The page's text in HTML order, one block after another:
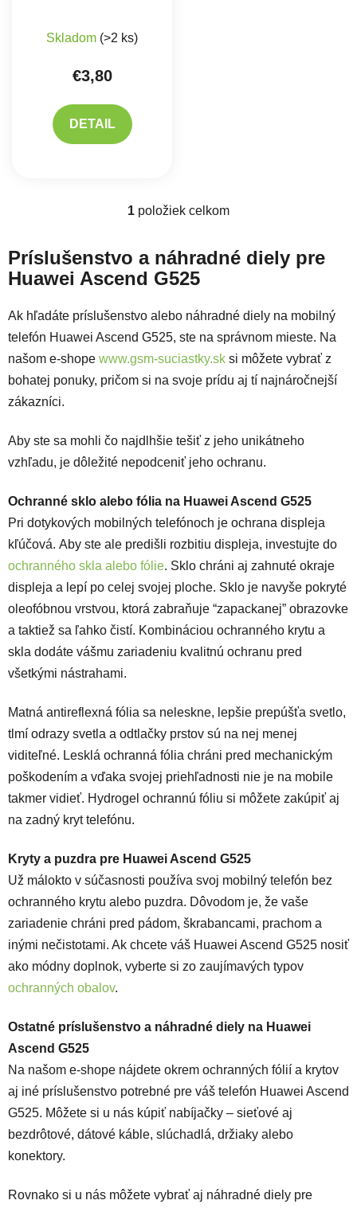
Skladom (>2 ks)
€3,80
DETAIL
Ovládacie prvky výpisu
1 položiek celkom
Príslušenstvo a náhradné diely pre
Huawei Ascend G525
Ak hľadáte príslušenstvo alebo náhradné diely na mobilný
telefón Huawei Ascend G525, ste na správnom mieste. Na
našom e-shope www.gsm-suciastky.sk si môžete vybrať z
bohatej ponuky, pričom si na svoje prídu aj tí najnáročnejší
zákazníci.
Aby ste sa mohli čo najdlhšie tešiť z jeho unikátneho
vzhľadu, je dôležité nepodceniť jeho ochranu.
Ochranné sklo alebo fólia na Huawei Ascend G525
Pri dotykových mobilných telefónoch je ochrana displeja
kľúčová. Aby ste ale predišli rozbitiu displeja, investujte do
ochranného skla alebo fólie. Sklo chráni aj zahnuté okraje
displeja a lepí po celej svojej ploche. Sklo je navyše pokryté
oleofóbnou vrstvou, ktorá zabraňuje “zapackanej” obrazovke
a taktiež sa ľahko čistí. Kombináciou ochranného krytu a
skla dodáte vášmu zariadeniu kvalitnú ochranu pred
všetkými nástrahami.
Matná antireflexná fólia sa neleskne, lepšie prepúšťa svetlo,
tlmí odrazy svetla a odtlačky prstov sú na nej menej
viditeľné. Lesklá ochranná fólia chráni pred mechanickým
poškodením a vďaka svojej priehľadnosti nie je na mobile
takmer vidieť. Hydrogel ochrannú fóliu si môžete zakúpiť aj
na zadný kryt telefónu.
Kryty a puzdra pre Huawei Ascend G525
Už málokto v súčasnosti používa svoj mobilný telefón bez
ochranného krytu alebo puzdra. Dôvodom je, že vaše
zariadenie chráni pred pádom, škrabancami, prachom a
inými nečistotami. Ak chcete váš Huawei Ascend G525 nosiť
ako módny doplnok, vyberte si zo zaujímavých typov
ochranných obalov.
Ostatné príslušenstvo a náhradné diely na Huawei
Ascend G525
Na našom e-shope nájdete okrem ochranných fólií a krytov
aj iné príslušenstvo potrebné pre váš telefón Huawei Ascend
G525. Môžete si u nás kúpiť nabíjačky – sieťové aj
bezdrôtové, dátové káble, slúchadlá, držiaky alebo
konektory.
Rovnako si u nás môžete vybrať aj náhradné diely pre